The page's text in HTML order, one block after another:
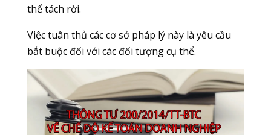
thể tách rời.
Việc tuân thủ các cơ sở pháp lý này là yêu cầu
bắt buộc đối với các đối tượng cụ thể.